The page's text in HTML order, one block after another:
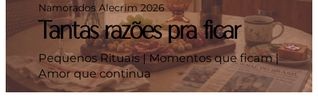
Namorados Alecrim 2026
Tantas razões pra ficar
Pequenos Rituais | Momentos que ficam |
Amor que continua